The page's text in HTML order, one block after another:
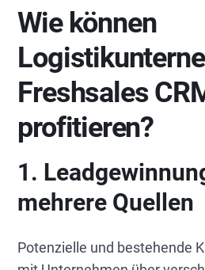
Wie können
Freshsales
profitieren?
1.
mehrere Quellen
Potenzielle und bestehende